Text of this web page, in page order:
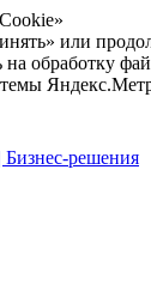
или
обработку
Бизнес-решения